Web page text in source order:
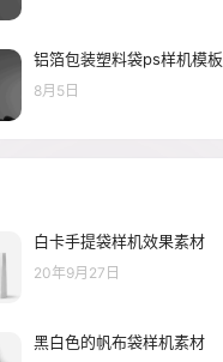
铝箔包装塑料袋ps样机模板
8月5日
白卡手提袋样机效果素材
20年9月27日
黑白色的帆布袋样机素材